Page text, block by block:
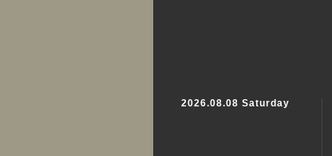
2026.08.08 Saturday